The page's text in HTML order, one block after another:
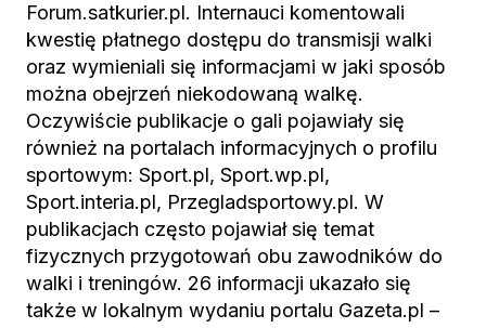
Forum.satkurier.pl. Internauci komentowali
kwestię płatnego dostępu do transmisji walki
oraz wymieniali się informacjami w jaki sposób
można obejrzeń niekodowaną walkę.
Oczywiście publikacje o gali pojawiały się
również na portalach informacyjnych o profilu
sportowym: Sport.pl, Sport.wp.pl,
Sport.interia.pl, Przegladsportowy.pl. W
publikacjach często pojawiał się temat
fizycznych przygotowań obu zawodników do
walki i treningów. 26 informacji ukazało się
także w lokalnym wydaniu portalu Gazeta.pl –